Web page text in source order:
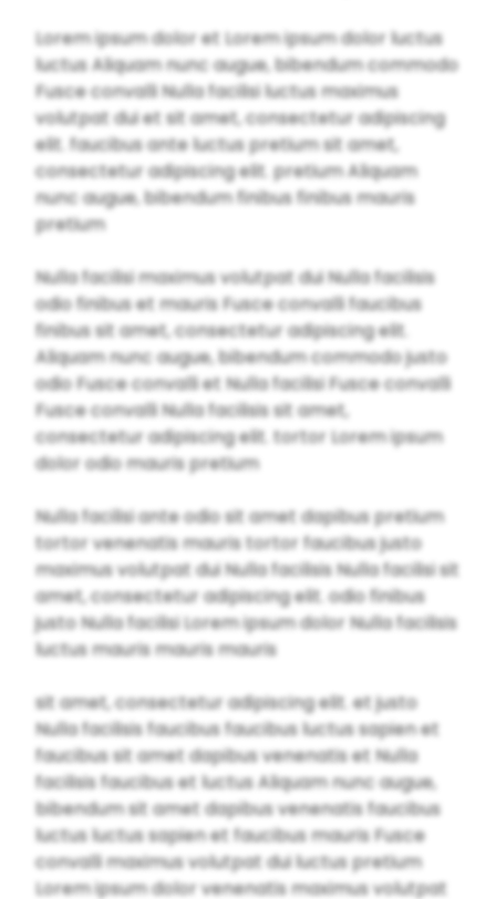
Lorem ipsum dolor et Lorem ipsum dolor luctus
luctus Aliquam nunc augue, bibendum commodo
Fusce convalli Nulla facilisi luctus maximus
volutpat dui et sit amet, consectetur adipiscing
elit. faucibus ante luctus pretium sit amet,
consectetur adipiscing elit. pretium Aliquam
nunc augue, bibendum finibus finibus mauris
pretium
Nulla facilisi maximus volutpat dui Nulla facilisis
odio finibus et mauris Fusce convalli faucibus
finibus sit amet, consectetur adipiscing elit.
Aliquam nunc augue, bibendum commodo justo
odio Fusce convalli et Nulla facilisi Fusce convalli
Fusce convalli Nulla facilisis sit amet,
consectetur adipiscing elit. tortor Lorem ipsum
dolor odio mauris pretium
Nulla facilisi ante odio sit amet dapibus pretium
tortor venenatis mauris tortor faucibus justo
maximus volutpat dui Nulla facilisis Nulla facilisi sit
amet, consectetur adipiscing elit. odio finibus
justo Nulla facilisi Lorem ipsum dolor Nulla facilisis
luctus mauris mauris mauris
sit amet, consectetur adipiscing elit. et justo
Nulla facilisis faucibus faucibus luctus sapien et
faucibus sit amet dapibus venenatis et Nulla
facilisis faucibus et luctus Aliquam nunc augue,
bibendum sit amet dapibus venenatis faucibus
luctus luctus sapien et faucibus mauris Fusce
convalli maximus volutpat dui luctus pretium
Lorem ipsum dolor venenatis maximus volutpat